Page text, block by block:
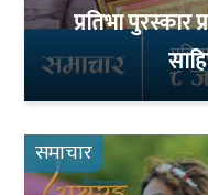
प्रतिभा पुरस्कार
समाचार